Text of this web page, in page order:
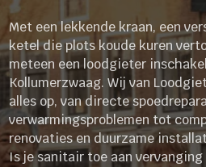
Met een lekkende kraan, een
ketel die plots koude kuren
meteen een loodgieter
Kollumerzwaag. Wij van
alles op, van directe
verwarmingsproblemen tot
renovaties en duurzame
Is je sanitair toe aan vervanging